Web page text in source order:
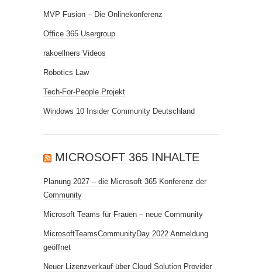
MVP Fusion – Die Onlinekonferenz
Office 365 Usergroup
rakoellners Videos
Robotics Law
Tech-For-People Projekt
Windows 10 Insider Community Deutschland
MICROSOFT 365 INHALTE
Planung 2027 – die Microsoft 365 Konferenz der
Community
Microsoft Teams für Frauen – neue Community
MicrosoftTeamsCommunityDay 2022 Anmeldung
geöffnet
Neuer Lizenzverkauf über Cloud Solution Provider